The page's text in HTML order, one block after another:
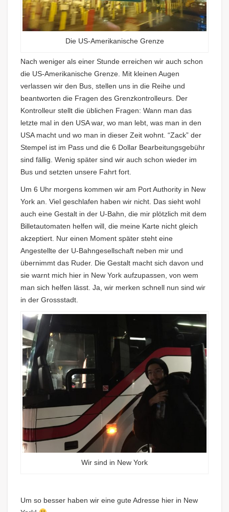
Die US-Amerikanische Grenze
Nach weniger als einer Stunde erreichen wir auch schon
die US-Amerikanische Grenze. Mit kleinen Augen
verlassen wir den Bus, stellen uns in die Reihe und
beantworten die Fragen des Grenzkontrolleurs. Der
Kontrolleur stellt die üblichen Fragen: Wann man das
letzte mal in den USA war, wo man lebt, was man in den
USA macht und wo man in dieser Zeit wohnt. “Zack” der
Stempel ist im Pass und die 6 Dollar Bearbeitungsgebühr
sind fällig. Wenig später sind wir auch schon wieder im
Bus und setzten unsere Fahrt fort.
Um 6 Uhr morgens kommen wir am Port Authority in New
York an. Viel geschlafen haben wir nicht. Das sieht wohl
auch eine Gestalt in der U-Bahn, die mir plötzlich mit dem
Billetautomaten helfen will, die meine Karte nicht gleich
akzeptiert. Nur einen Moment später steht eine
Angestellte der U-Bahngesellschaft neben mir und
übernimmt das Ruder. Die Gestalt macht sich davon und
sie warnt mich hier in New York aufzupassen, von wem
man sich helfen lässt. Ja, wir merken schnell nun sind wir
in der Grossstadt.
Wir sind in New York
Um so besser haben wir eine gute Adresse hier in New